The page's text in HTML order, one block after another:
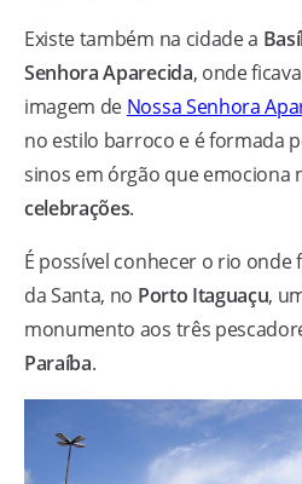
Existe também na cidade a
Senhora Aparecida, onde
imagem de Nossa Senhora
no estilo barroco e é formada
sinos em órgão que emociona
celebrações.
É possível conhecer o rio
da Santa, no Porto Itaguaçu,
monumento aos três
Paraíba.